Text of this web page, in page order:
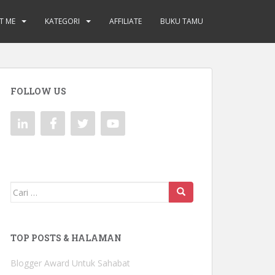
ME KATEGORI AFFILIATE BUKU TAMU
FOLLOW US
Mencari:
TOP POSTS & HALAMAN
Blogger Award Untuk Sahabat